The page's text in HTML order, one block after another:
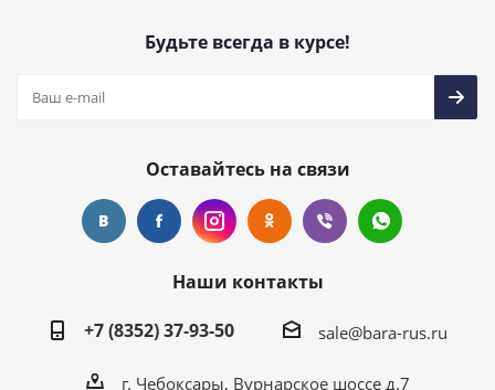
Будьте всегда в курсе!
Оставайтесь на связи
Наши контакты
+7 (8352) 37-93-50
sale@bara-rus.ru
г. Чебоксары, Вурнарское шоссе д.7